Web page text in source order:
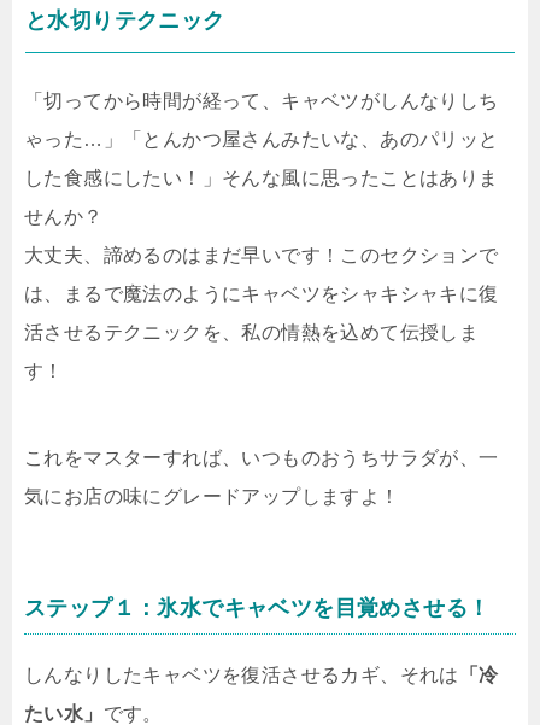
と水切りテクニック
「切ってから時間が経って、キャベツがしんなりしち
ゃった…」「とんかつ屋さんみたいな、あのパリッと
した食感にしたい！」そんな風に思ったことはありま
せんか？
大丈夫、諦めるのはまだ早いです！このセクションで
は、まるで魔法のようにキャベツをシャキシャキに復
活させるテクニックを、私の情熱を込めて伝授しま
す！
これをマスターすれば、いつものおうちサラダが、一
気にお店の味にグレードアップしますよ！
ステップ１：氷水でキャベツを目覚めさせる！
しんなりしたキャベツを復活させるカギ、それは
「冷
たい水」 です。